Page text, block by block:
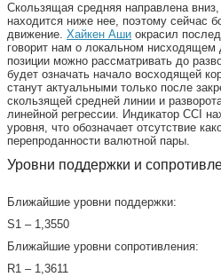
Скользящая средняя направлена
находится ниже нее, поэтому сейчас
движение. Хайкен Аши окрасил
говорит нам о локальном нисходящем
позиции можно рассматривать до
будет означать начало восходящей
станут актуальными только после
скользящей средней линии и
линейной регрессии. Индикатор CCI
уровня, что обозначает отсутствие
перепроданности валютной пары.
Уровни поддержки и
Ближайшие уровни поддержки:
S1 – 1,3550
Ближайшие уровни сопротивления:
R1 – 1,3611